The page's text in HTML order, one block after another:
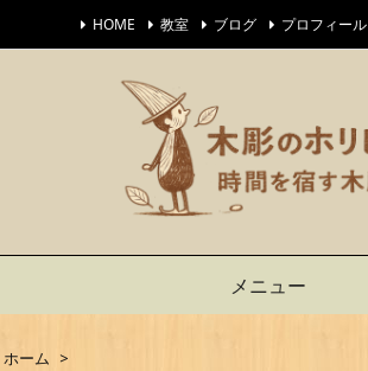
メニュー
HOME 教室 ブログ プロフィール
ホーム >